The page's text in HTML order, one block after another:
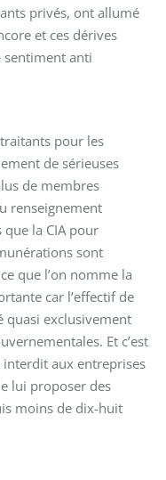
privés, ont allumé
et ces dérives
anti
pour les
de sérieuses
de membres
renseignement
la CIA pour
sont
que l’on nomme la
car l’effectif de
quasi exclusivement
Et c’est
interdit aux entreprises
lui proposer des
moins de dix-huit